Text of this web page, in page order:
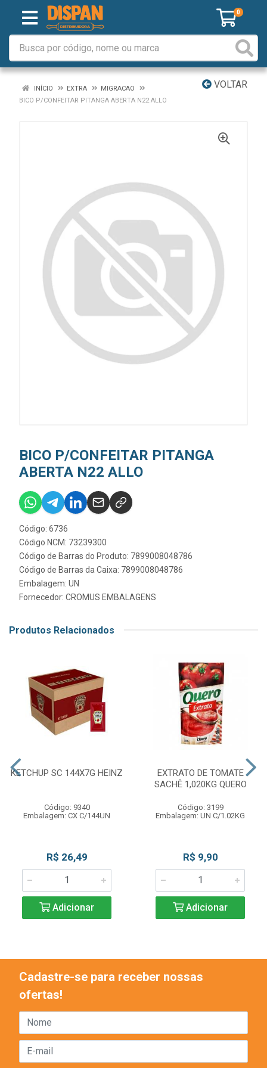
0
VOLTAR
INÍCIO EXTRA
MIGRACAO
BICO P/CONFEITAR PITANGA ABERTA N22 ALLO
BICO P/CONFEITAR PITANGA
ABERTA N22 ALLO
Código: 6736
Código NCM: 73239300
Código de Barras do Produto: 7899008048786
Código de Barras da Caixa: 7899008048786
Embalagem: UN
Fornecedor: CROMUS EMBALAGENS
Produtos Relacionados
KETCHUP SC 144X7G HEINZ
Código: 9340
Embalagem: CX C/144UN
R$ 26,49
Adicionar
EXTRATO DE TOMATE
SACHÊ 1,020KG QUERO
Código: 3199
Embalagem: UN C/1.02KG
R$ 9,90
Adicionar
Cadastre-se para receber nossas
ofertas!